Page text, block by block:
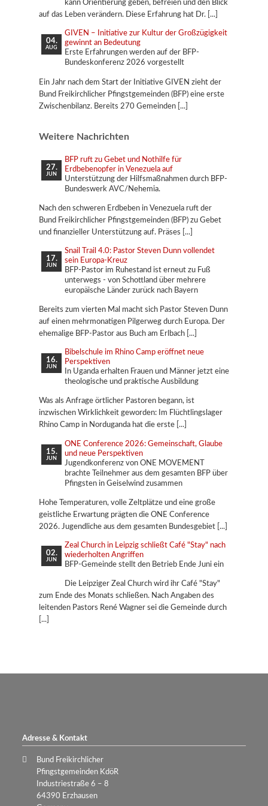
kann Orientierung geben, befreien und den Blick
auf das Leben verändern. Diese Erfahrung hat Dr.
04.
AUG
GIVEN – Initiative zur Kultur der Großzügigkeit
gewinnt an Bedeutung
Erste Erfahrungen werden auf der BFP-
Bundeskonferenz 2026 vorgestellt
Ein Jahr nach dem Start der Initiative GIVEN zieht der
Bund Freikirchlicher Pfingstgemeinden (BFP) eine erste
Zwischenbilanz. Bereits 270 Gemeinden
Weitere Nachrichten
27.
JUN
BFP ruft zu Gebet und Nothilfe für
Erdbebenopfer in Venezuela auf
Unterstützung der Hilfsmaßnahmen durch BFP-
Bundeswerk AVC/Nehemia.
Nach den schweren Erdbeben in Venezuela ruft der
Bund Freikirchlicher Pfingstgemeinden (BFP) zu Gebet
und finanzieller Unterstützung auf. Präses
17.
JUN
Snail Trail 4.0: Pastor Steven Dunn vollendet
sein Europa-Kreuz
BFP-Pastor im Ruhestand ist erneut zu Fuß
unterwegs - von Schottland über mehrere
europäische Länder zurück nach Bayern
Bereits zum vierten Mal macht sich Pastor Steven Dunn
auf einen mehrmonatigen Pilgerweg durch Europa. Der
ehemalige BFP-Pastor aus Buch am Erlbach
16.
JUN
Bibelschule im Rhino Camp eröffnet neue
Perspektiven
In Uganda erhalten Frauen und Männer jetzt eine
theologische und praktische Ausbildung
Was als Anfrage örtlicher Pastoren begann, ist
inzwischen Wirklichkeit geworden: Im Flüchtlingslager
Rhino Camp in Norduganda hat die erste
15.
JUN
ONE Conference 2026: Gemeinschaft, Glaube
und neue Perspektiven
Jugendkonferenz von ONE MOVEMENT
brachte Teilnehmer aus dem gesamten BFP über
Pfingsten in Geiselwind zusammen
Hohe Temperaturen, volle Zeltplätze und eine große
geistliche Erwartung prägten die ONE Conference
2026. Jugendliche aus dem gesamten Bundesgebiet
02.
JUN
Zeal Church in Leipzig schließt Café "Stay" nach
wiederholten Angriffen
BFP-Gemeinde stellt den Betrieb Ende Juni ein
Die Leipziger Zeal Church wird ihr Café "Stay"
zum Ende des Monats schließen. Nach Angaben des
leitenden Pastors René Wagner sei die Gemeinde durch
Adresse & Kontakt
Bund Freikirchlicher
Pfingstgemeinden KdöR
Industriestraße 6 – 8
64390 Erzhausen